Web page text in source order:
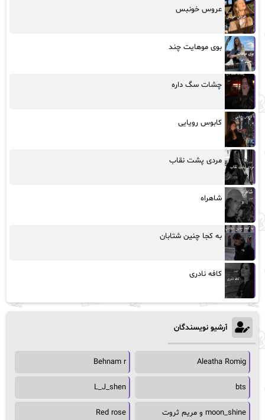
عروس خونبس
بوی موهایت چند
چشات سگ داره
کابوس رویایی
مردی پشت نقاب
شاهراه
به کجا چنین شتابان
کافه نادری
آرشیو نویسندگان
Aleatha Romig
Behnam r
bts
L_J_shen
moon_shine و مریم ثروت Red rose